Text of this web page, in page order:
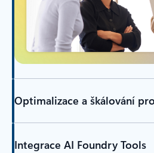
Optimalizace a škálování
Integrace AI Foundry Tools